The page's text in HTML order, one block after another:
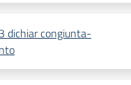
dichiar congiunta-